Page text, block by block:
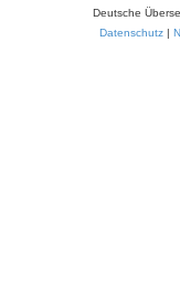
Deutsche
Datenschutz|